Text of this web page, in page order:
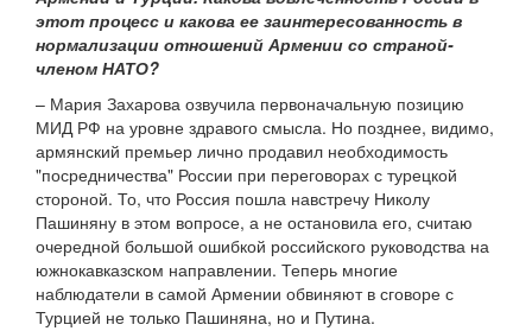
этот процесс и какова ее заинтересованность в
нормализации отношений Армении со страной-
членом НАТО?
– Мария Захарова озвучила первоначальную позицию
МИД РФ на уровне здравого смысла. Но позднее, видимо,
армянский премьер лично продавил необходимость
"посредничества" России при переговорах с турецкой
стороной. То, что Россия пошла навстречу Николу
Пашиняну в этом вопросе, а не остановила его, считаю
очередной большой ошибкой российского руководства на
южнокавказском направлении. Теперь многие
наблюдатели в самой Армении обвиняют в сговоре с
Турцией не только Пашиняна, но и Путина.